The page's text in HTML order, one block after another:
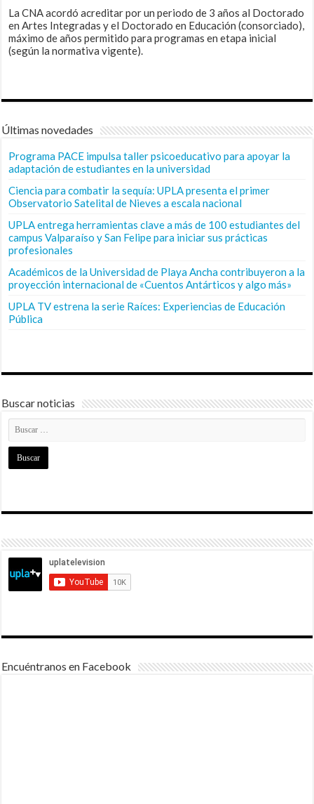
La CNA acordó acreditar por un periodo de 3 años al Doctorado
en Artes Integradas y el Doctorado en Educación (consorciado),
máximo de años permitido para programas en etapa inicial
(según la normativa vigente).
Últimas novedades
Programa PACE impulsa taller psicoeducativo para apoyar la
adaptación de estudiantes en la universidad
Ciencia para combatir la sequía: UPLA presenta el primer
Observatorio Satelital de Nieves a escala nacional
UPLA entrega herramientas clave a más de 100 estudiantes del
campus Valparaíso y San Felipe para iniciar sus prácticas
profesionales
Académicos de la Universidad de Playa Ancha contribuyeron a la
proyección internacional de «Cuentos Antárticos y algo más»
UPLA TV estrena la serie Raíces: Experiencias de Educación
Pública
Buscar noticias
Encuéntranos en Facebook